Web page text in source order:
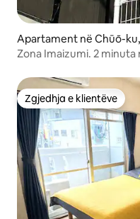
Apartament në Chūō-
Zona Imaizumi. 2
Zgjedhja e klientëve
Zgjedhja e klientëve